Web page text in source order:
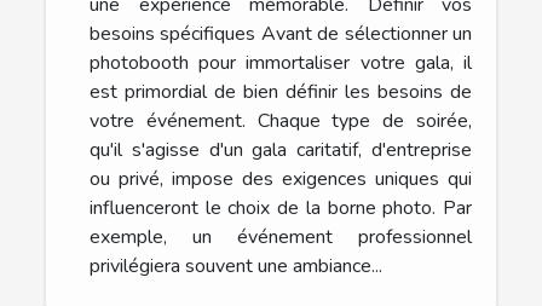
besoins spécifiques Avant de sélectionner un
photobooth pour immortaliser votre gala, il
est primordial de bien définir les besoins de
votre événement. Chaque type de soirée,
qu'il s'agisse d'un gala caritatif, d'entreprise
ou privé, impose des exigences uniques qui
influenceront le choix de la borne photo. Par
exemple, un événement professionnel
privilégiera souvent une ambiance...